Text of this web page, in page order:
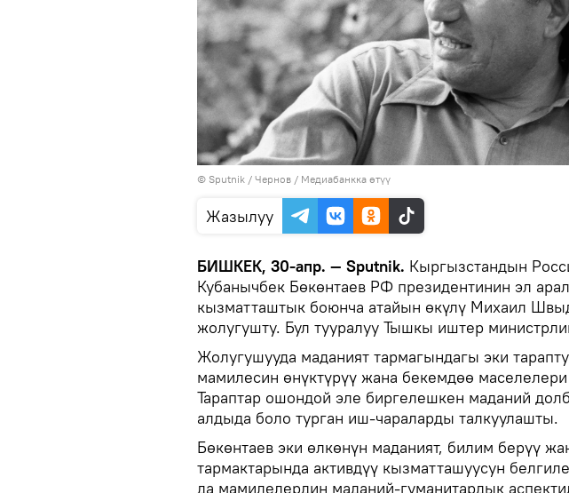
© Sputnik / Чернов / Медиабанкка өтүү
Жазылуу
БИШКЕК, 30-апр. — Sputnik. Кыргызстандын
Кубанычбек Бөкөнтаев РФ президентинин эл
кызматташтык боюнча атайын өкүлү Михаил
жолугушту. Бул тууралуу Тышкы иштер
Жолугушууда маданият тармагындагы эки
мамилесин өнүктүрүү жана бекемдөө маселелери
Тараптар ошондой эле биргелешкен маданий
алдыда боло турган иш-чараларды талкуулашты.
Бөкөнтаев эки өлкөнүн маданият, билим берүү
тармактарында активдүү кызматташуусун
да мамилелердин маданий-гуманитардык